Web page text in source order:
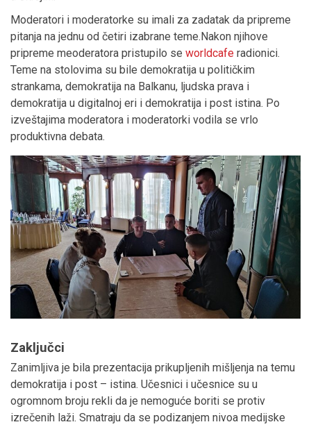
Moderatori i moderatorke su imali za zadatak da pripreme
pitanja na jednu od četiri izabrane teme.Nakon njihove
pripreme meoderatora pristupilo se worldcafe radionici.
Teme na stolovima su bile demokratija u političkim
strankama, demokratija na Balkanu, ljudska prava i
demokratija u digitalnoj eri i demokratija i post istina. Po
izveštajima moderatora i moderatorki vodila se vrlo
produktivna debata.
Zaključci
Zanimljiva je bila prezentacija prikupljenih mišljenja na temu
demokratija i post – istina. Učesnici i učesnice su u
ogromnom broju rekli da je nemoguće boriti se protiv
izrečenih laži. Smatraju da se podizanjem nivoa medijske